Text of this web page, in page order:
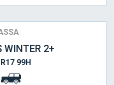
WINTER 2+
99H